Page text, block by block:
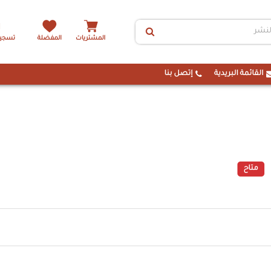
المشتريات المفضلة
القائمة البريدية إتصل بنا
متاح